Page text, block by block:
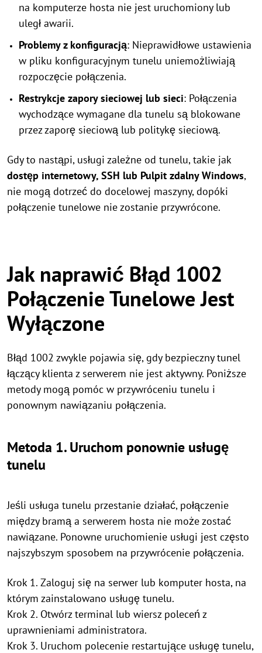
na komputerze hosta nie jest uruchomiony lub
uległ awarii.
Problemy z konfiguracją: Nieprawidłowe ustawienia
w pliku konfiguracyjnym tunelu uniemożliwiają
rozpoczęcie połączenia.
Restrykcje zapory sieciowej lub sieci: Połączenia
wychodzące wymagane dla tunelu są blokowane
przez zaporę sieciową lub politykę sieciową.
Gdy to nastąpi, usługi zależne od tunelu, takie jak
dostęp internetowy, SSH lub Pulpit zdalny Windows,
nie mogą dotrzeć do docelowej maszyny, dopóki
połączenie tunelowe nie zostanie przywrócone.
Jak naprawić Błąd 1002
Połączenie Tunelowe Jest
Wyłączone
Błąd 1002 zwykle pojawia się, gdy bezpieczny tunel
łączący klienta z serwerem nie jest aktywny. Poniższe
metody mogą pomóc w przywróceniu tunelu i
ponownym nawiązaniu połączenia.
Metoda 1. Uruchom ponownie usługę
tunelu
Jeśli usługa tunelu przestanie działać, połączenie
między bramą a serwerem hosta nie może zostać
nawiązane. Ponowne uruchomienie usługi jest często
najszybszym sposobem na przywrócenie połączenia.
Krok 1. Zaloguj się na serwer lub komputer hosta, na
którym zainstalowano usługę tunelu.
Krok 2. Otwórz terminal lub wiersz poleceń z
uprawnieniami administratora.
Krok 3. Uruchom polecenie restartujące usługę tunelu,